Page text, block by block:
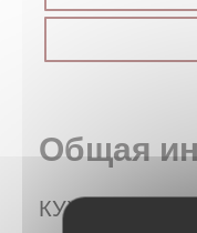
Общая
КУХНЯ